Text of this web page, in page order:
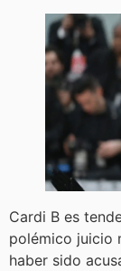
Cardi B es
polémico juicio
haber sido